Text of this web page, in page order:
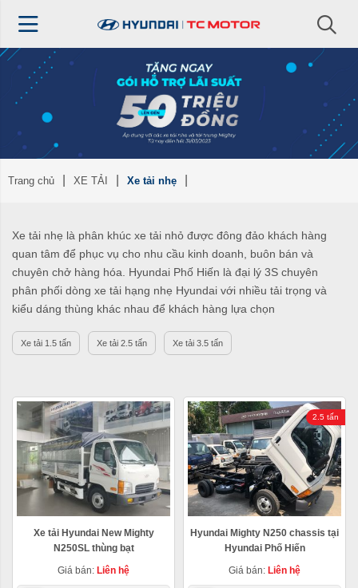
Trang chủ XE TẢI Xe tải nhẹ
Xe tải nhẹ là phân khúc xe tải nhỏ được đông đảo khách hàng
quan tâm để phục vụ cho nhu cầu kinh doanh, buôn bán và
chuyên chở hàng hóa. Hyundai Phố Hiến là đại lý 3S chuyên
phân phối dòng xe tải hạng nhẹ Hyundai với nhiều tải trọng và
kiểu dáng thùng khác nhau để khách hàng lựa chọn
Xe tải 1.5 tấn Xe tải 2.5 tấn Xe tải 3.5 tấn
Xe tải Hyundai New Mighty
N250SL thùng bạt
Giá bán: Liên hệ
2.5 tấn
Hyundai Mighty N250 chassis tại
Hyundai Phố Hiến
Giá bán: Liên hệ